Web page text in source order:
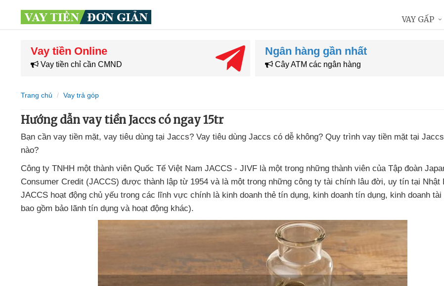
Vay tiền Online
Vay tiền chỉ cần CMND
Ngân hàng gần nhất
Cây ATM các ngân hàng
Trang chủ Vay trả góp
Hướng dẫn vay tiền Jaccs có ngay 15tr
Bạn cần vay tiền mặt, vay tiêu dùng tại Jaccs? Vay tiêu dùng Jaccs có dễ không? Quy trình vay tiền mặt tại
nào?
Công ty TNHH một thành viên Quốc Tế Việt Nam JACCS - JIVF là một trong những thành viên của Tập đoàn
Consumer Credit (JACCS) được thành lập từ 1954 và là một trong những công ty tài chính lâu đời, uy tín tại Nhật
JACCS hoạt động chủ yếu trong các lĩnh vực chính là kinh doanh thẻ tín dụng, kinh doanh tín dụng, kinh doanh
bao gồm bảo lãnh tín dụng và hoạt động khác).
VAY GẤP